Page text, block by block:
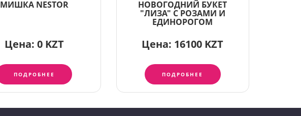
МИШКА NESTOR
Цена: 0 KZT
ПОДРОБНЕЕ
НОВОГОДНИЙ БУКЕТ
"ЛИЗА" С РОЗАМИ И
ЕДИНОРОГОМ
Цена: 16100 KZT
ПОДРОБНЕЕ